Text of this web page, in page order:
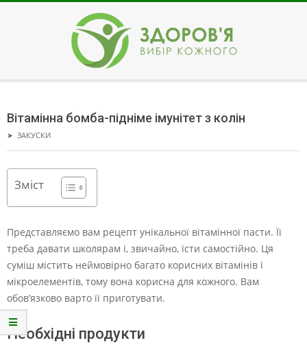
ЗДОРОВ'Я
Menu
Вітамінна бомба-підніме імунітет з колін
➤ ЗАКУСКИ
Зміст
Представляємо вам рецепт унікальної вітамінної пасти. Її
треба давати школярам і, звичайно, їсти самостійно. Ця
суміш містить неймовірно багато корисних вітамінів і
мікроелементів, тому вона корисна для кожного. Вам
обов’язково варто її приготувати.
Необхідні продукти